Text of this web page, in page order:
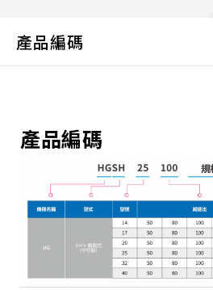
產品編碼
產品編碼